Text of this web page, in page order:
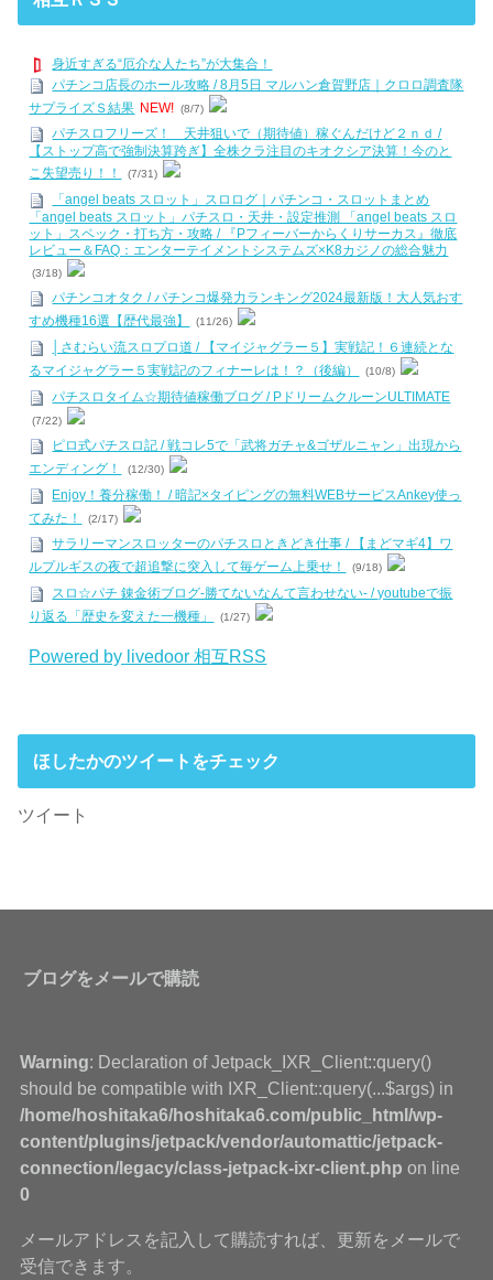
身近すぎる“厄介な人たち”が大集合！
パチンコ店長のホール攻略 / 8月5日 マルハン倉賀野店｜クロロ調査隊
サプライズＳ結果 NEW! (8/7)
パチスロフリーズ！ 天井狙いで（期待値）稼ぐんだけど２ｎｄ /
【ストップ高で強制決算跨ぎ】全株クラ注目のキオクシア決算！今のと
こ失望売り！！
(7/31)
「angel beats スロット」スロログ｜パチンコ・スロットまとめ
「angel beats スロット」パチスロ・天井・設定推測 「angel beats スロ
ット」スペック・打ち方・攻略 / 『Pフィーバーからくりサーカス』徹底
レビュー＆FAQ：エンターテイメントシステムズ×K8カジノの総合魅力
(3/18)
パチンコオタク / パチンコ爆発力ランキング2024最新版！大人気おす
すめ機種16選【歴代最強】
(11/26)
│さむらい流スロプロ道 / 【マイジャグラー５】実戦記！６連続とな
るマイジャグラー５実戦記のフィナーレは！？（後編）
(10/8)
パチスロタイム☆期待値稼働ブログ / PドリームクルーンULTIMATE
(7/22)
ピロ式パチスロ記 / 戦コレ5で「武将ガチャ&ゴザルニャン」出現から
エンディング！
(12/30)
Enjoy！養分稼働！ / 暗記×タイピングの無料WEBサービスAnkey使っ
てみた！
(2/17)
サラリーマンスロッターのパチスロときどき仕事 / 【まどマギ4】ワ
ルプルギスの夜で超追撃に突入して毎ゲーム上乗せ！
(9/18)
スロ☆パチ 錬金術ブログ-勝てないなんて言わせない- / youtubeで振
り返る「歴史を変えた一機種」
(1/27)
Powered by livedoor 相互RSS
ほしたかのツイートをチェック
ツイート
ブログをメールで購読
Warning: Declaration of Jetpack_IXR_Client::query()
should be compatible with IXR_Client::query(...$args) in
/home/hoshitaka6/hoshitaka6.com/public_html/wp-
content/plugins/jetpack/vendor/automattic/jetpack-
connection/legacy/class-jetpack-ixr-client.php on line
0
メールアドレスを記入して購読すれば、更新をメールで
受信できます。